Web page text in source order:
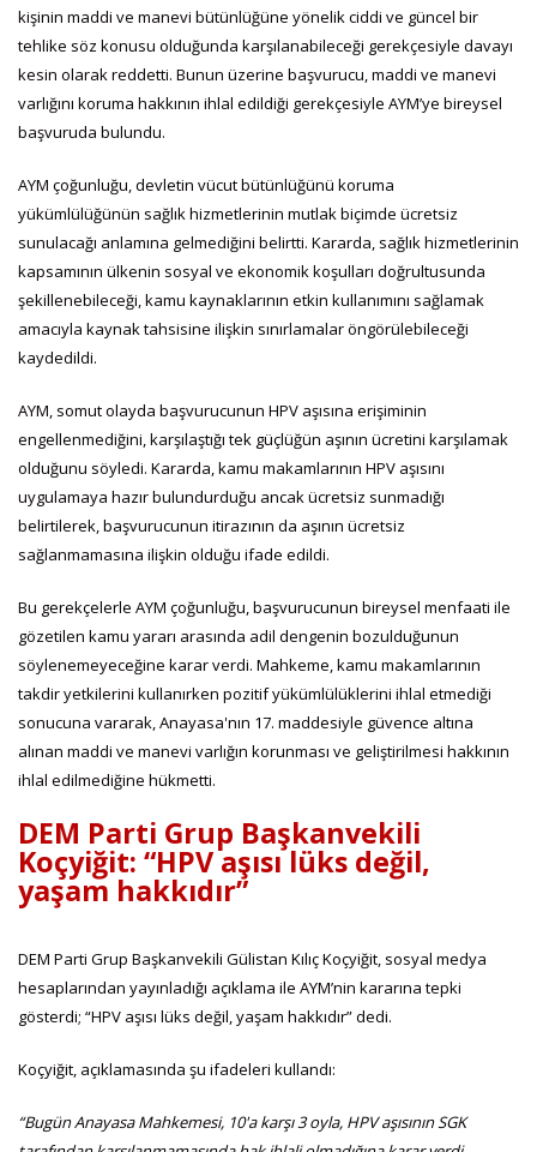
kişinin maddi ve manevi bütünlüğüne yönelik ciddi ve güncel bir
tehlike söz konusu olduğunda karşılanabileceği gerekçesiyle davayı
kesin olarak reddetti. Bunun üzerine başvurucu, maddi ve manevi
varlığını koruma hakkının ihlal edildiği gerekçesiyle AYM’ye bireysel
başvuruda bulundu.
AYM çoğunluğu, devletin vücut bütünlüğünü koruma
yükümlülüğünün sağlık hizmetlerinin mutlak biçimde ücretsiz
sunulacağı anlamına gelmediğini belirtti. Kararda, sağlık hizmetlerinin
kapsamının ülkenin sosyal ve ekonomik koşulları doğrultusunda
şekillenebileceği, kamu kaynaklarının etkin kullanımını sağlamak
amacıyla kaynak tahsisine ilişkin sınırlamalar öngörülebileceği
kaydedildi.
AYM, somut olayda başvurucunun HPV aşısına erişiminin
engellenmediğini, karşılaştığı tek güçlüğün aşının ücretini karşılamak
olduğunu söyledi. Kararda, kamu makamlarının HPV aşısını
uygulamaya hazır bulundurduğu ancak ücretsiz sunmadığı
belirtilerek, başvurucunun itirazının da aşının ücretsiz
sağlanmamasına ilişkin olduğu ifade edildi.
Bu gerekçelerle AYM çoğunluğu, başvurucunun bireysel menfaati ile
gözetilen kamu yararı arasında adil dengenin bozulduğunun
söylenemeyeceğine karar verdi. Mahkeme, kamu makamlarının
takdir yetkilerini kullanırken pozitif yükümlülüklerini ihlal etmediği
sonucuna vararak, Anayasa'nın 17. maddesiyle güvence altına
alınan maddi ve manevi varlığın korunması ve geliştirilmesi hakkının
ihlal edilmediğine hükmetti.
DEM Parti Grup Başkanvekili
Koçyiğit: “HPV aşısı lüks değil,
yaşam hakkıdır”
DEM Parti Grup Başkanvekili Gülistan Kılıç Koçyiğit, sosyal medya
hesaplarından yayınladığı açıklama ile AYM’nin kararına tepki
gösterdi; “HPV aşısı lüks değil, yaşam hakkıdır” dedi.
Koçyiğit, açıklamasında şu ifadeleri kullandı:
“Bugün Anayasa Mahkemesi, 10'a karşı 3 oyla, HPV aşısının SGK